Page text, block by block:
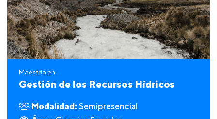
Maestría en
Gestión de los Recursos Hídricos
Modalidad: Semipresencial